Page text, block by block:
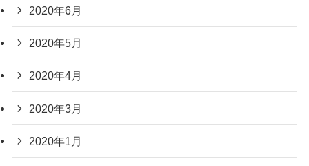
2020年6月
2020年5月
2020年4月
2020年3月
2020年1月